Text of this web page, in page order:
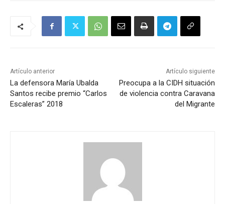
Artículo anterior
La defensora María Ubalda
Santos recibe premio “Carlos
Escaleras” 2018
Artículo siguiente
Preocupa a la CIDH situación
de violencia contra Caravana
del Migrante